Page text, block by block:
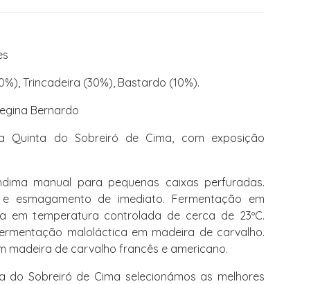
Trincadeira (30%), Bastardo (10%).
Bernardo
Quinta do Sobreiró de Cima, com exposição
manual para pequenas caixas perfuradas.
esmagamento de imediato. Fermentação em
em temperatura controlada de cerca de 23ºC.
maloláctica em madeira de carvalho.
madeira de carvalho francês e americano.
do Sobreiró de Cima selecionámos as melhores